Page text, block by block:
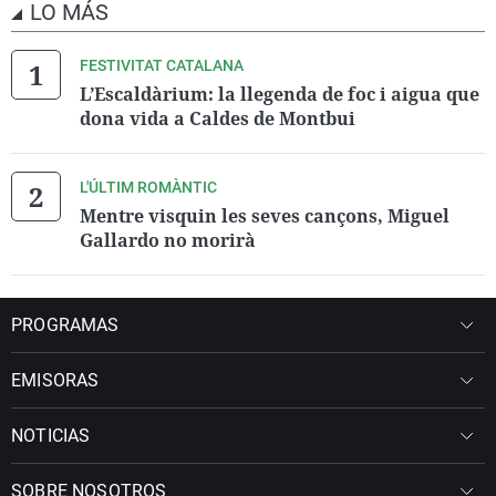
LO MÁS
FESTIVITAT CATALANA
L’Escaldàrium: la llegenda de foc i aigua que
dona vida a Caldes de Montbui
L'ÚLTIM ROMÀNTIC
Mentre visquin les seves cançons, Miguel
Gallardo no morirà
PROGRAMAS
EMISORAS
NOTICIAS
SOBRE NOSOTROS